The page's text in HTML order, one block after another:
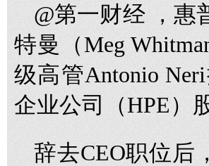
@第一财经 ，惠
特曼（Meg
级高管Antonio
企业公司（HPE）
辞去CEO职位后